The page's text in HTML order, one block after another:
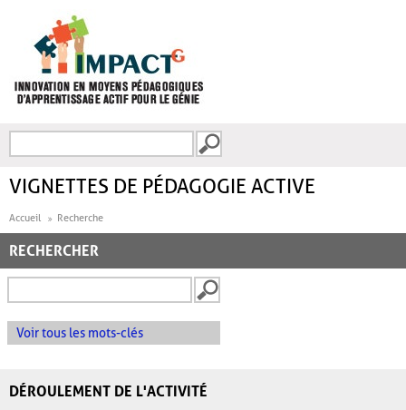
FORMULAIRE DE
VIGNETTES DE PÉDAGOGIE ACTIVE
Accueil Recherche
RECHERCHER
Voir tous les mots-clés
DÉROULEMENT DE L'ACTIVITÉ